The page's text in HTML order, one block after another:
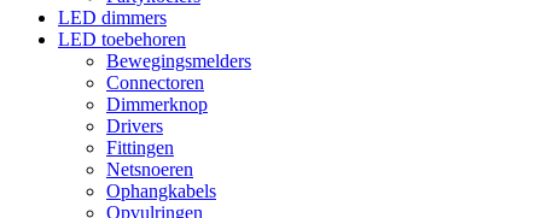
LED dimmers
LED toebehoren
Bewegingsmelders
Connectoren
Dimmerknop
Drivers
Fittingen
Netsnoeren
Ophangkabels
Opvulringen